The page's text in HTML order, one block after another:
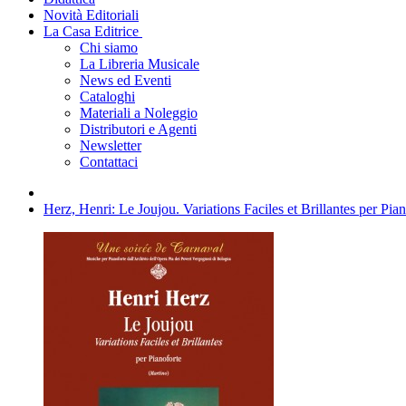
Novità Editoriali
La Casa Editrice
Chi siamo
La Libreria Musicale
News ed Eventi
Cataloghi
Materiali a Noleggio
Distributori e Agenti
Newsletter
Contattaci
Herz, Henri: Le Joujou. Variations Faciles et Brillantes per